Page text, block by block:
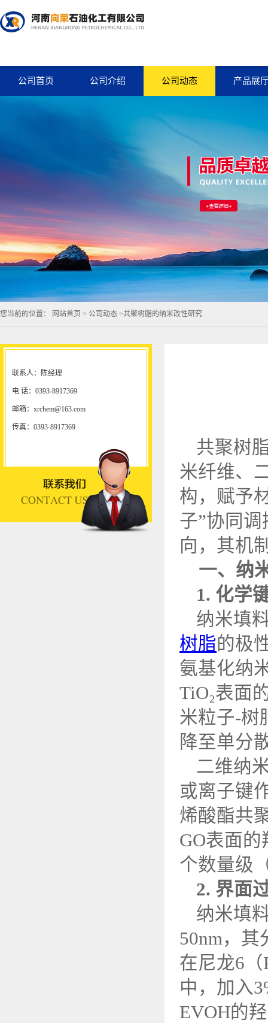
公司首页 公司介绍 公司动态 产品展
您当前的位置： 网站首页 > 公司动态 >共聚树脂的纳米改性研究
联系人：陈经理
电 话：0393-8917369
邮箱：xrchem@163.com
传真：0393-8917369
共聚树
米纤维、
构，赋予
子”协同
向，其机
一、纳
1. 化学
纳米填
树脂的极
氨基化纳
TiO₂表面
米粒子-树
降至单分
二维纳
或离子键
烯酸酯共
GO表面的
个数量级
2. 界面
纳米填
50nm ，其
在尼龙6 （
中，加入
EVOH的